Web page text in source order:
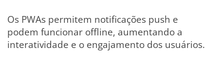
Os PWAs permitem notificações push e
podem funcionar offline, aumentando a
interatividade e o engajamento dos usuários.